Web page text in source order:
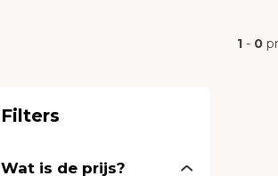
1 - 0
Filters
Wat is de prijs?